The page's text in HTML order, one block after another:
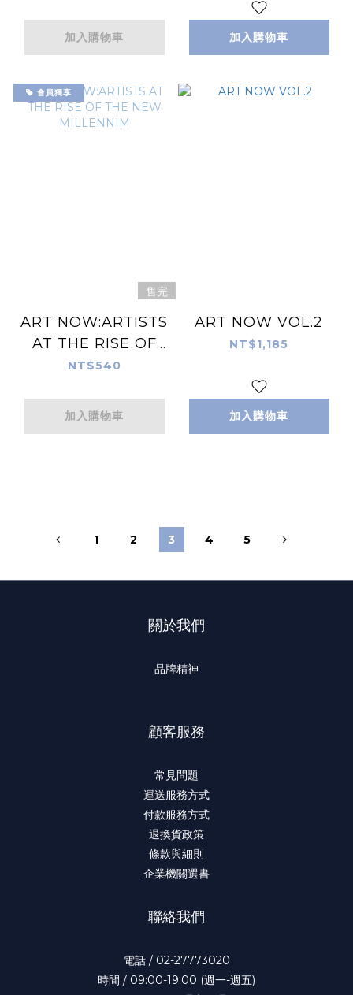
加入購物車 加入購物車
會員獨享
售完
ART NOW:ARTISTS
AT THE RISE OF
THE NEW
NT$540
加入購物車
ART NOW VOL.2
NT$1,185
加入購物車
1 2 3 4 5
關於我們
品牌精神
顧客服務
常見問題
運送服務方式
付款服務方式
退換貨政策
條款與細則
企業機關選書
聯絡我們
電話 / 02-27773020
時間 / 09:00-19:00 (週一-週五)